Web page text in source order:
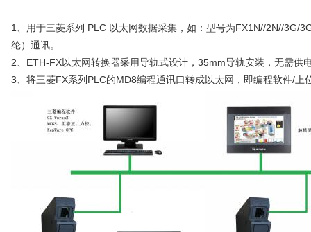
1、用于三菱系列 PLC 以太网数据采集，如：型号为FX1N//2N//3G/
纶）通讯。
2、ETH-FX以太网转换器采用导轨式设计，35mm导轨安装，无需供
3、将三菱FX系列PLC的MD8编程通讯口转成以太网，即编程软件/